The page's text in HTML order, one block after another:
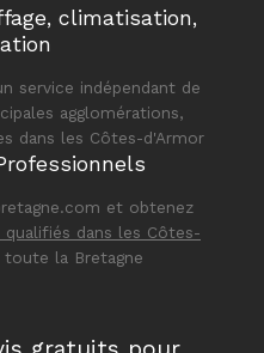
climatisation,
service indépendant de
agglomérations,
dans les Côtes-d'Armor
et obtenez
dans les Côtes-
toute la Bretagne